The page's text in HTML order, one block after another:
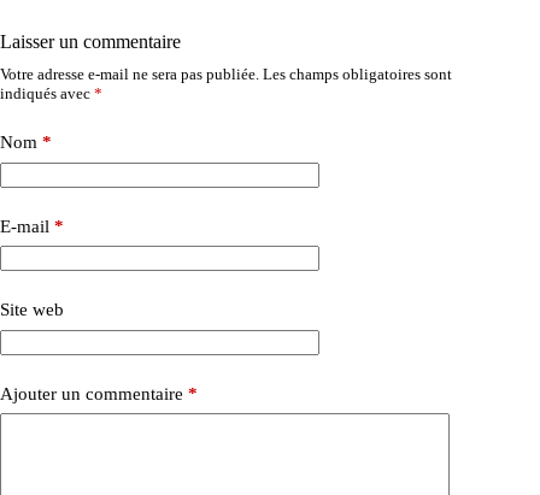
Laisser un commentaire
Votre adresse e-mail ne sera pas publiée. Les champs obligatoires sont
indiqués avec *
Nom *
E-mail *
Site web
Ajouter un commentaire *